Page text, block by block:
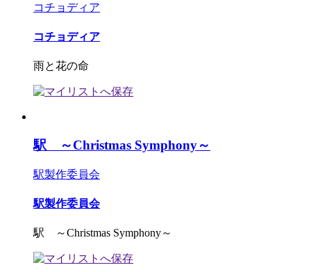
コチョディア
コチョディア
雨と花の命
駅 ～Christmas Symphony～
駅製作委員会
駅製作委員会
駅 ～Christmas Symphony～